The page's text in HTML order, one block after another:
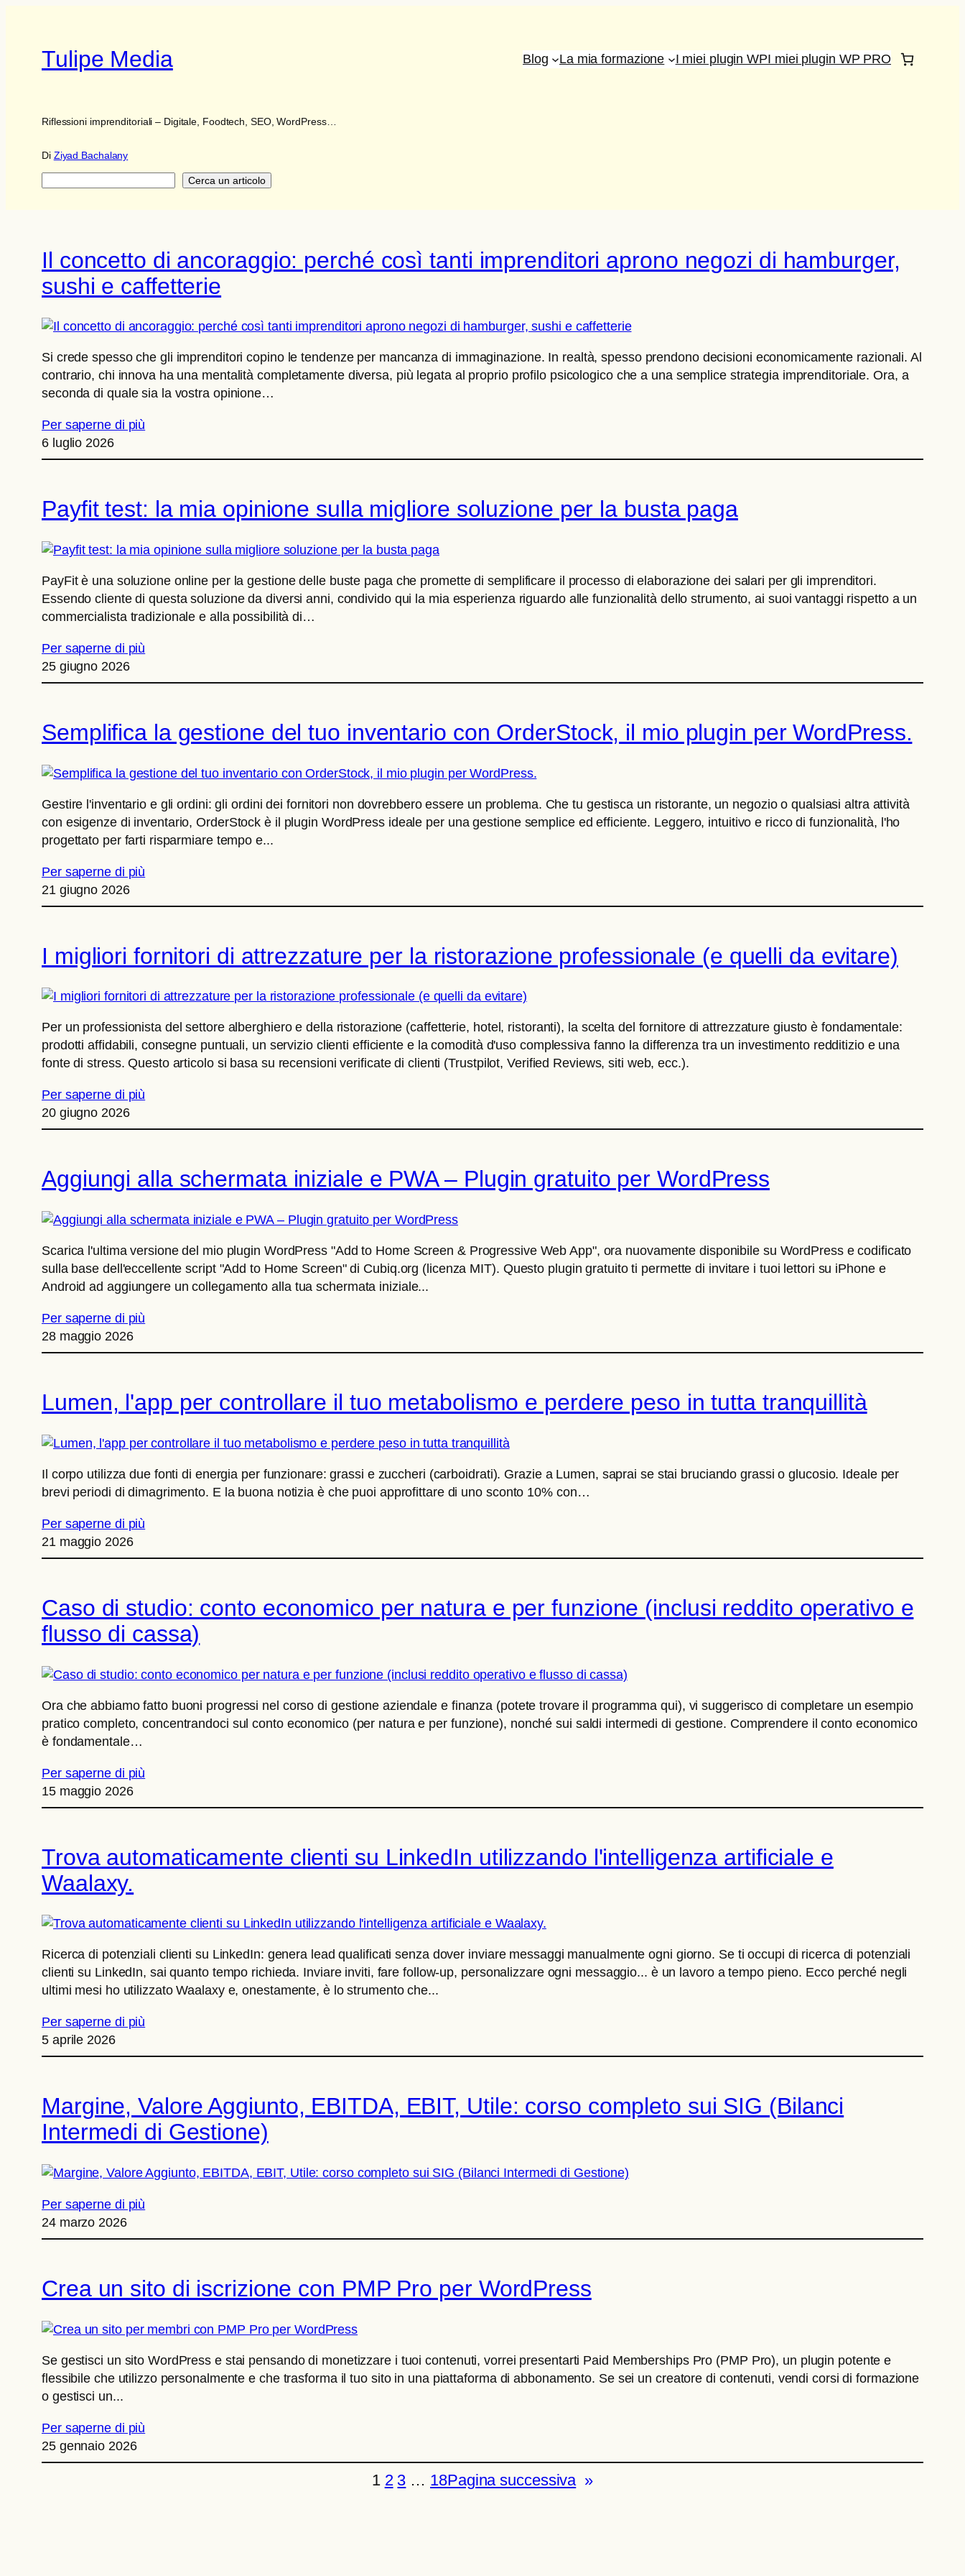
Tulipe Media Blog La mia formazione I miei plugin WPI miei plugin WP PRO
Riflessioni imprenditoriali – Digitale, Foodtech, SEO, WordPress…
Di Ziyad Bachalany
Cerca un articolo
Il concetto di ancoraggio: perché così tanti imprenditori aprono negozi di hamburger,
sushi e caffetterie
Si crede spesso che gli imprenditori copino le tendenze per mancanza di immaginazione. In realtà, spesso prendono decisioni economicamente razionali. Al
contrario, chi innova ha una mentalità completamente diversa, più legata al proprio profilo psicologico che a una semplice strategia imprenditoriale. Ora, a
seconda di quale sia la vostra opinione…
Per saperne di più
6 luglio 2026
Payfit test: la mia opinione sulla migliore soluzione per la busta paga
PayFit è una soluzione online per la gestione delle buste paga che promette di semplificare il processo di elaborazione dei salari per gli imprenditori.
Essendo cliente di questa soluzione da diversi anni, condivido qui la mia esperienza riguardo alle funzionalità dello strumento, ai suoi vantaggi rispetto a un
commercialista tradizionale e alla possibilità di…
Per saperne di più
25 giugno 2026
Semplifica la gestione del tuo inventario con OrderStock, il mio plugin per WordPress.
Gestire l'inventario e gli ordini: gli ordini dei fornitori non dovrebbero essere un problema. Che tu gestisca un ristorante, un negozio o qualsiasi altra attività
con esigenze di inventario, OrderStock è il plugin WordPress ideale per una gestione semplice ed efficiente. Leggero, intuitivo e ricco di funzionalità, l'ho
progettato per farti risparmiare tempo e...
Per saperne di più
21 giugno 2026
I migliori fornitori di attrezzature per la ristorazione professionale (e quelli da evitare)
Per un professionista del settore alberghiero e della ristorazione (caffetterie, hotel, ristoranti), la scelta del fornitore di attrezzature giusto è fondamentale:
prodotti affidabili, consegne puntuali, un servizio clienti efficiente e la comodità d'uso complessiva fanno la differenza tra un investimento redditizio e una
fonte di stress. Questo articolo si basa su recensioni verificate di clienti (Trustpilot, Verified Reviews, siti web, ecc.).
Per saperne di più
20 giugno 2026
Aggiungi alla schermata iniziale e PWA – Plugin gratuito per WordPress
Scarica l'ultima versione del mio plugin WordPress "Add to Home Screen & Progressive Web App", ora nuovamente disponibile su WordPress e codificato
sulla base dell'eccellente script "Add to Home Screen" di Cubiq.org (licenza MIT). Questo plugin gratuito ti permette di invitare i tuoi lettori su iPhone e
Android ad aggiungere un collegamento alla tua schermata iniziale...
Per saperne di più
28 maggio 2026
Lumen, l'app per controllare il tuo metabolismo e perdere peso in tutta tranquillità
Il corpo utilizza due fonti di energia per funzionare: grassi e zuccheri (carboidrati). Grazie a Lumen, saprai se stai bruciando grassi o glucosio. Ideale per
brevi periodi di dimagrimento. E la buona notizia è che puoi approfittare di uno sconto 10% con…
Per saperne di più
21 maggio 2026
Caso di studio: conto economico per natura e per funzione (inclusi reddito operativo e
flusso di cassa)
Ora che abbiamo fatto buoni progressi nel corso di gestione aziendale e finanza (potete trovare il programma qui), vi suggerisco di completare un esempio
pratico completo, concentrandoci sul conto economico (per natura e per funzione), nonché sui saldi intermedi di gestione. Comprendere il conto economico
è fondamentale…
Per saperne di più
15 maggio 2026
Trova automaticamente clienti su LinkedIn utilizzando l'intelligenza artificiale e
Waalaxy.
Ricerca di potenziali clienti su LinkedIn: genera lead qualificati senza dover inviare messaggi manualmente ogni giorno. Se ti occupi di ricerca di potenziali
clienti su LinkedIn, sai quanto tempo richieda. Inviare inviti, fare follow-up, personalizzare ogni messaggio... è un lavoro a tempo pieno. Ecco perché negli
ultimi mesi ho utilizzato Waalaxy e, onestamente, è lo strumento che...
Per saperne di più
5 aprile 2026
Margine, Valore Aggiunto, EBITDA, EBIT, Utile: corso completo sui SIG (Bilanci
Intermedi di Gestione)
Per saperne di più
24 marzo 2026
Crea un sito di iscrizione con PMP Pro per WordPress
Se gestisci un sito WordPress e stai pensando di monetizzare i tuoi contenuti, vorrei presentarti Paid Memberships Pro (PMP Pro), un plugin potente e
flessibile che utilizzo personalmente e che trasforma il tuo sito in una piattaforma di abbonamento. Se sei un creatore di contenuti, vendi corsi di formazione
o gestisci un...
Per saperne di più
25 gennaio 2026
1 2 3 … 18Pagina successiva »